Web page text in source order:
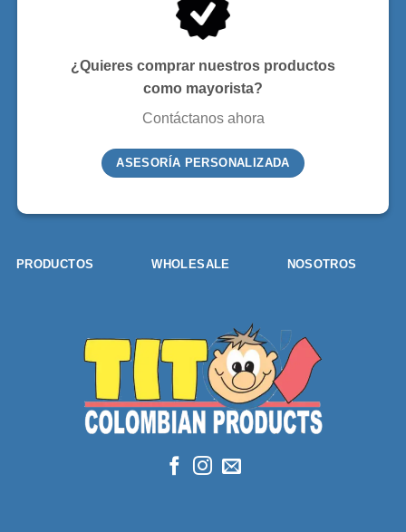
¿Quieres comprar nuestros productos
como mayorista?
Contáctanos ahora
ASESORÍA PERSONALIZADA
PRODUCTOS WHOLESALE NOSOTROS